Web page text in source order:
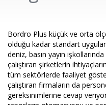
Bordro Plus küçük ve orta
olduğu kadar standart
deniz, basın yayın
çalıştıran şirketlerin
tüm sektörlerde faaliyet
çalıştıran firmaların da
gereksinimlerine cevap